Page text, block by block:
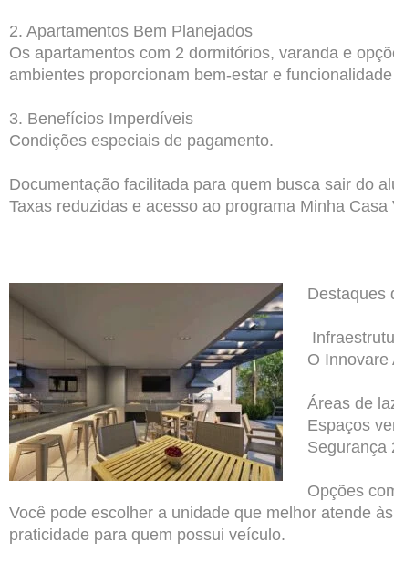
2. Apartamentos Bem Planejados
Os apartamentos com 2 dormitórios, varanda e
ambientes proporcionam bem-estar e
3. Benefícios Imperdíveis
Condições especiais de pagamento.
Documentação facilitada para quem busca sair do
Taxas reduzidas e acesso ao programa Minha Casa
Destaques
O Innovare
Áreas de
Espaços
Segurança
Opções
Você pode escolher a unidade que melhor atende
praticidade para quem possui veículo.